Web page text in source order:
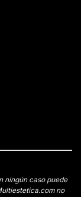
ningún caso puede
no